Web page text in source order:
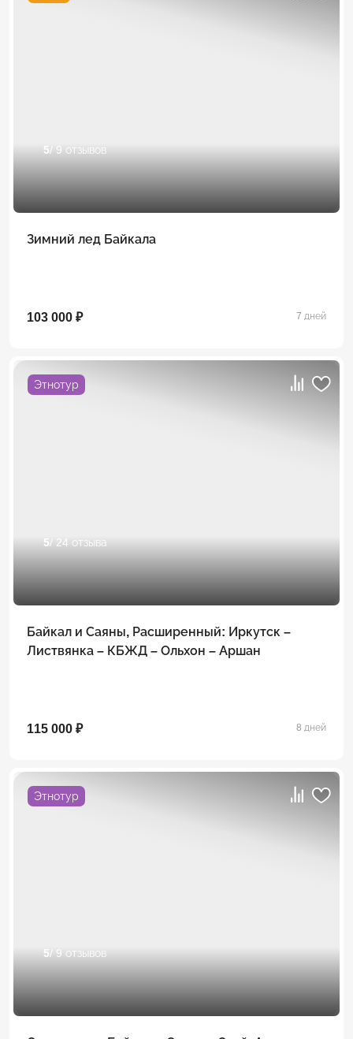
5/ 9 отзывов
Зимний лед Байкала
103 000 ₽ 7 дней
Этнотур
5/ 24 отзыва
Байкал и Саяны, Расширенный: Иркутск –
Листвянка – КБЖД – Ольхон – Аршан
115 000 ₽ 8 дней
Этнотур
5/ 9 отзывов